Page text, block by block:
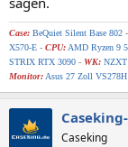
Case: BeQuiet Silent Base 802 -
X570-E - CPU: AMD Ryzen 9
STRIX RTX 3090 - WK: NZXT
Monitor: Asus 27 Zoll VS278H
Caseking